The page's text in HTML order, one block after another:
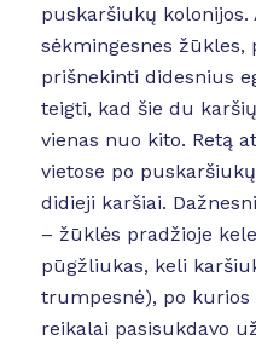
puskaršiukų kolonijos.
sėkmingesnes žūkles,
prišnekinti didesnius
teigti, kad šie du
vienas nuo kito. Retą
vietose po
didieji karšiai.
– žūklės pradžioje
pūgžliukas, keli
trumpesnė), po kurios
reikalai pasisukdavo